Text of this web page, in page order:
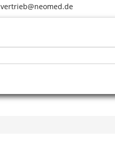
vertrieb@neomed.de